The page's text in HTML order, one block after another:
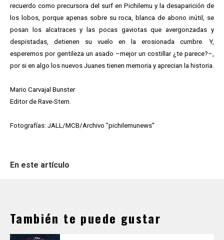
recuerdo como precursora del surf en Pichilemu y la desaparición de
los lobos, porque apenas sobre su roca, blanca de abono inútil, se
posan los alcatraces y las pocas gaviotas que avergonzadas y
despistadas, detienen su vuelo en la erosionada cumbre. Y,
esperemos por gentileza un asado –mejor un costillar ¿te parece?–,
por si en algo los nuevos Juanes tienen memoria y aprecian la historia.
Mario Carvajal Bunster
Editor de Rave-Stern.
Fotografías: JALL/MCB/Archivo "pichilemunews"
En este artículo
También te puede gustar